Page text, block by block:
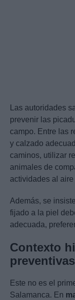
Las autoridades
prevenir las
campo. Entre las
y calzado
caminos, utilizar
animales de
actividades al aire
Además, se
fijado a la piel
adecuada,
Contexto
preventivas
Este no es el
Salamanca. En